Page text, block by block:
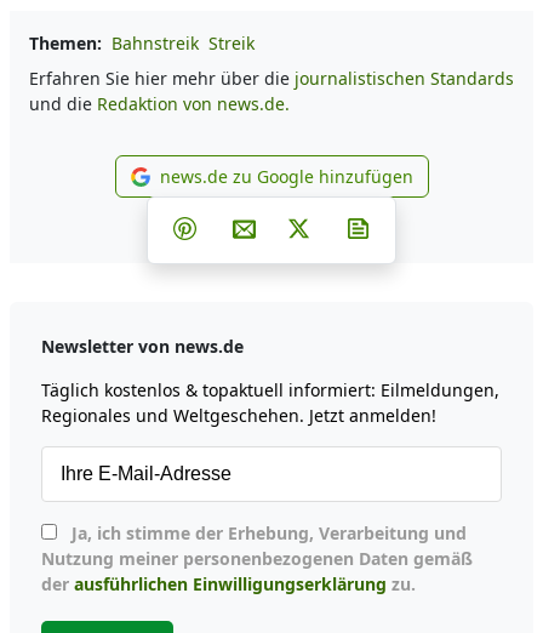
Themen: Bahnstreik Streik
Erfahren Sie hier mehr über die journalistischen Standards
und die Redaktion von news.de.
news.de zu Google
news.de zu Google hinzufügen
Teilen auf Facebook
Teilen auf Whatsapp
Teilen auf Telegram
Teilen auf Pinterest
Per E-Mail teilen
Post auf X
Newsletter von news.de
Täglich kostenlos & topaktuell informiert: Eilmeldungen,
Regionales und Weltgeschehen. Jetzt anmelden!
Nutzung meiner personenbezogenen Daten gemäß
der ausführlichen Einwilligungserklärung zu.